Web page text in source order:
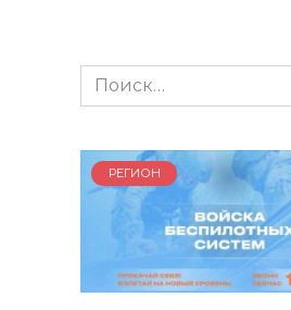
Search
for:
РЕГИОН